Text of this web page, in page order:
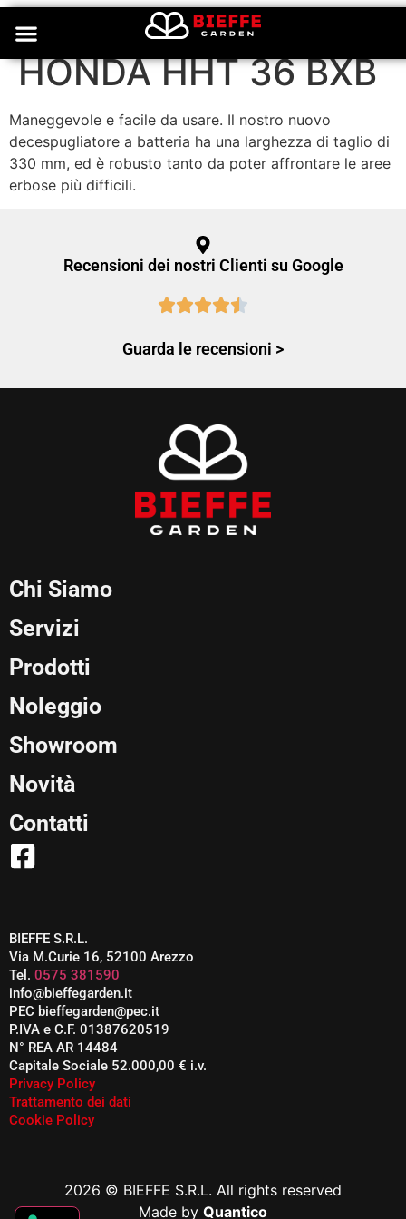
Decespugliatore
HONDA HHT 36 BXB
Maneggevole e facile da usare. Il nostro nuovo
decespugliatore a batteria ha una larghezza di taglio di
330 mm, ed è robusto tanto da poter affrontare le aree
erbose più difficili.
Recensioni dei nostri Clienti su Google
Guarda le recensioni >
Chi Siamo
Servizi
Prodotti
Noleggio
Showroom
Novità
Contatti
BIEFFE S.R.L.
Via M.Curie 16, 52100 Arezzo
Tel. 0575 381590
info@bieffegarden.it
PEC bieffegarden@pec.it
P.IVA e C.F. 01387620519
N° REA AR 14484
Capitale Sociale 52.000,00 € i.v.
Privacy Policy
Trattamento dei dati
Cookie Policy
2026 © BIEFFE S.R.L. All rights reserved
Made by Quantico